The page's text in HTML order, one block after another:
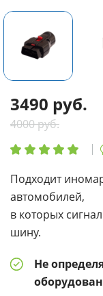
3490 руб.
4000 руб.
Подходит
автомобилей,
в которых
шину.
Не